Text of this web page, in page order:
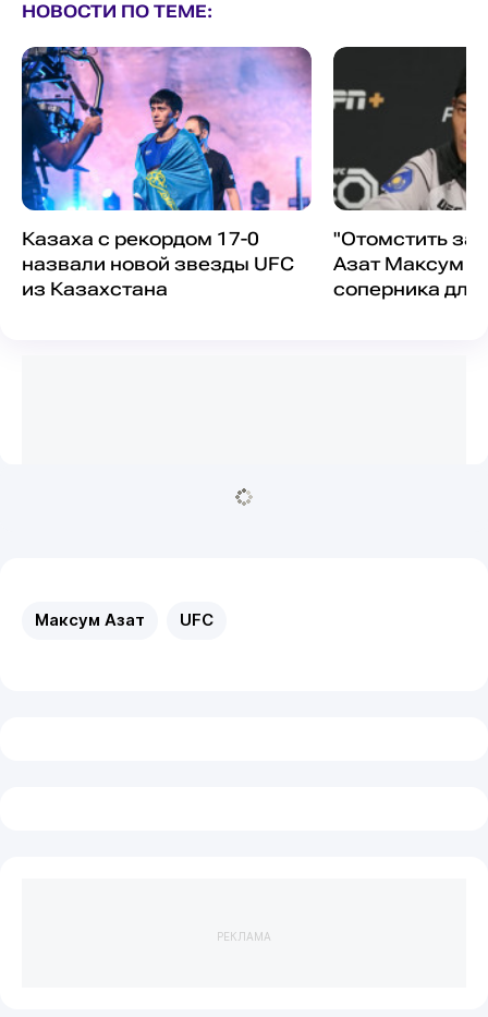
НОВОСТИ ПО ТЕМЕ:
Казаха с рекордом 17-0
назвали новой звезды UFC
из Казахстана
"Отомстить за
Азат Максум
соперника
Максум Азат UFC
РЕКЛАМА